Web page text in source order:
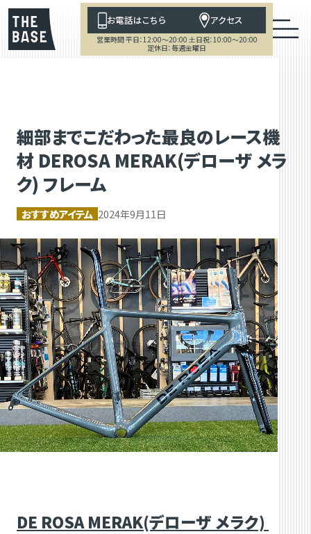
お電話はこちら アクセス
営業時間 平日：12:00～20:00 土日祝：10:00～20:00
定休日：毎週金曜日
細部までこだわった最良のレース機
材 DEROSA MERAK(デローザ メラ
ク) フレーム
おすすめアイテム 2024年9月11日
DE ROSA MERAK(デローザ メラク)